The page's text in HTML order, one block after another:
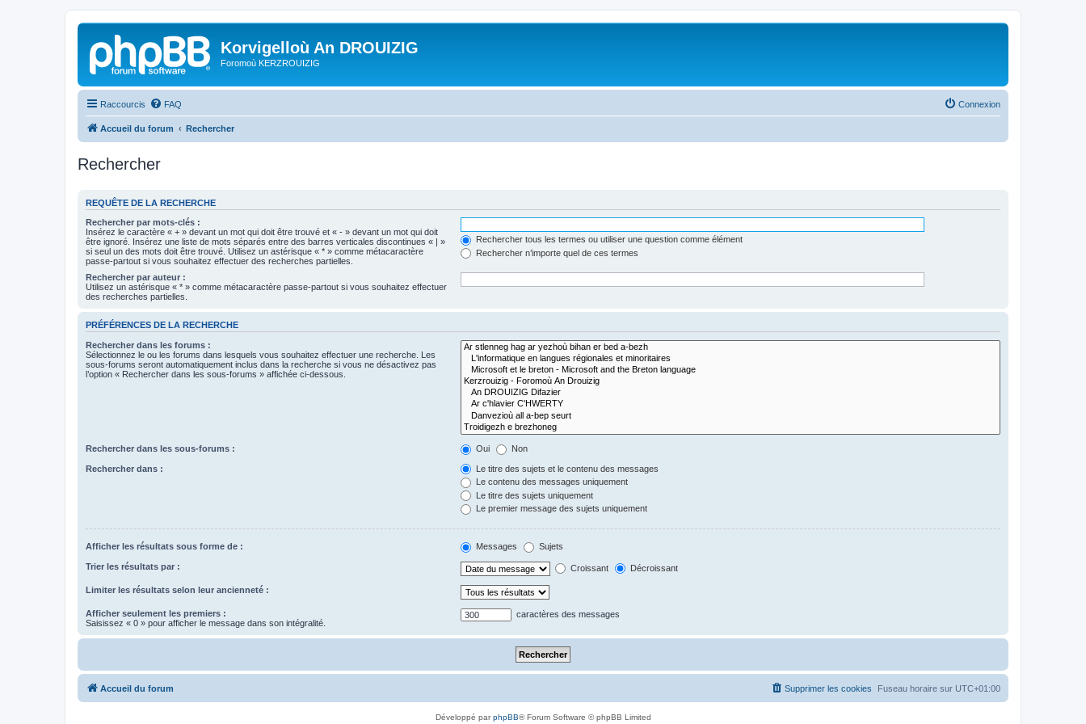
Korvigelloù An DROUIZIG
Foromoù KERZROUIZIG
Raccourcis FAQ Connexion
Accueil du forum Rechercher
Rechercher
REQUÊTE DE LA RECHERCHE
Rechercher par mots-clés :
Insérez le caractère « + » devant un mot qui doit être trouvé et « - » devant un mot qui doit
être ignoré. Insérez une liste de mots séparés entre des barres verticales discontinues « | »
si seul un des mots doit être trouvé. Utilisez un astérisque « * » comme métacaractère
passe-partout si vous souhaitez effectuer des recherches partielles.
Rechercher tous les termes ou utiliser une question comme élément
Rechercher n’importe quel de ces termes
Rechercher par auteur :
Utilisez un astérisque « * » comme métacaractère passe-partout si vous souhaitez effectuer
des recherches partielles.
PRÉFÉRENCES DE LA RECHERCHE
Rechercher dans les forums :
Sélectionnez le ou les forums dans lesquels vous souhaitez effectuer une recherche. Les
sous-forums seront automatiquement inclus dans la recherche si vous ne désactivez pas
l’option « Rechercher dans les sous-forums » affichée ci-dessous.
Rechercher dans les sous-forums : Oui Non
Rechercher dans :
Le titre des sujets et le contenu des messages
Le contenu des messages uniquement
Le titre des sujets uniquement
Le premier message des sujets uniquement
Afficher les résultats sous forme de : Messages Sujets
Trier les résultats par : Croissant Décroissant
Limiter les résultats selon leur ancienneté :
Afficher seulement les premiers :
Saisissez « 0 » pour afficher le message dans son intégralité.
caractères des messages
Accueil du forum Fuseau horaire sur UTC+01:00
Supprimer les cookies
Développé parphpBB® Forum Software © phpBB Limited